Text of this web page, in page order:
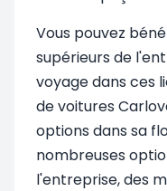
Vous pouvez
supérieurs de
voyage dans ces
de voitures
options dans sa
nombreuses
l'entreprise, des